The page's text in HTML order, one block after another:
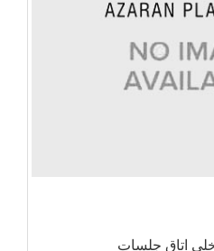
اتاق جلسات